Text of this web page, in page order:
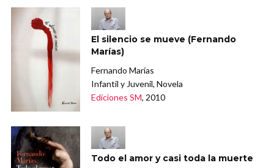
El silencio se mueve (Fernando
Marías)
Fernando Marías
Infantil y Juvenil, Novela
Ediciones SM, 2010
Todo el amor y casi toda la muerte